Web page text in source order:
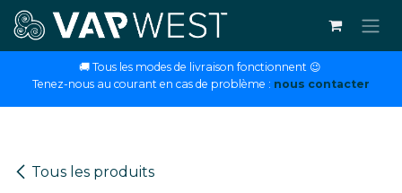
Se rendre au contenu
🚚 Tous les modes de livraison fonctionnent 😉
Tenez-nous au courant en cas de problème : nous contacter
Tous les produits